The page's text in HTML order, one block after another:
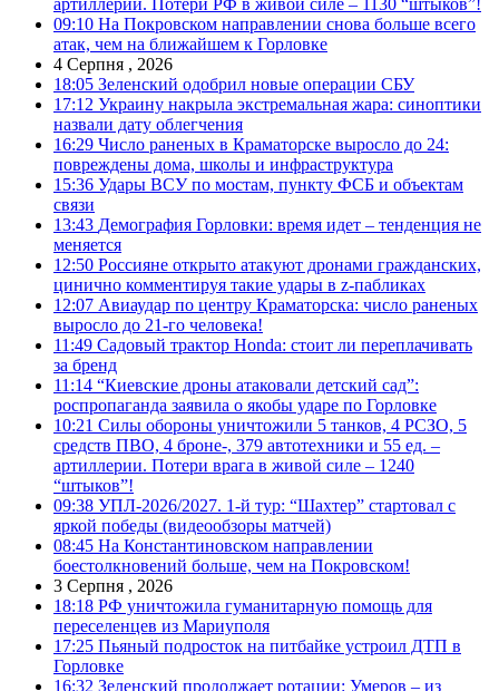
09:10 На Покровском направлении снова больше всего
атак, чем на ближайшем к Горловке
4 Серпня , 2026
18:05 Зеленский одобрил новые операции СБУ
17:12 Украину накрыла экстремальная жара: синоптики
назвали дату облегчения
16:29 Число раненых в Краматорске выросло до 24:
повреждены дома, школы и инфраструктура
15:36 Удары ВСУ по мостам, пункту ФСБ и объектам
связи
13:43 Демография Горловки: время идет – тенденция не
меняется
12:50 Россияне открыто атакуют дронами гражданских,
цинично комментируя такие удары в z-пабликах
12:07 Авиаудар по центру Краматорска: число раненых
выросло до 21-го человека!
11:49 Садовый трактор Honda: стоит ли переплачивать
за бренд
11:14 “Киевские дроны атаковали детский сад”:
роспропаганда заявила о якобы ударе по Горловке
10:21 Силы обороны уничтожили 5 танков, 4 РСЗО, 5
средств ПВО, 4 броне-, 379 автотехники и 55 ед. –
артиллерии. Потери врага в живой силе – 1240
“штыков”!
09:38 УПЛ-2026/2027. 1-й тур: “Шахтер” стартовал с
яркой победы (видеообзоры матчей)
08:45 На Константиновском направлении
боестолкновений больше, чем на Покровском!
3 Серпня , 2026
18:18 РФ уничтожила гуманитарную помощь для
переселенцев из Мариуполя
17:25 Пьяный подросток на питбайке устроил ДТП в
Горловке
16:32 Зеленский продолжает ротации: Умеров – из